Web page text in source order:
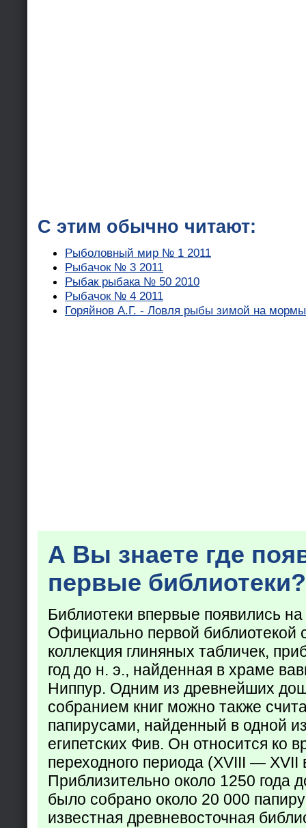
С этим обычно читают:
Рыболовный мир № 1 2011
Рыбачок № 3 2011
Рыбак рыбака № 50 2010
Рыбачок № 4 2011
Горяйнов А.Г. - Ловля рыбы зимой на
А Вы знаете где
первые библиотеки?
Библиотеки впервые появились
Официально первой библиотекой
коллекция глиняных табличек,
год до н. э., найденная в храме
Ниппур. Одним из древнейших
собранием книг можно также
папирусами, найденный в одной
египетских Фив. Он относится ко
переходного периода (XVIII — XVII
Приблизительно около 1250 года
было собрано около 20 000
известная древневосточная